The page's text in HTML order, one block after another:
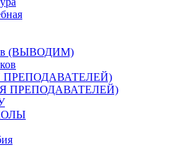
(ВЫВОДИМ)
ПРЕПОДАВАТЕЛЕЙ)
ПРЕПОДАВАТЕЛЕЙ)